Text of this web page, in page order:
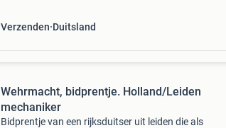
Verzenden Duitsland
Wehrmacht, bidprentje. Holland/Leiden
mechaniker
Bidprentje van een rijksduitser uit leiden die als